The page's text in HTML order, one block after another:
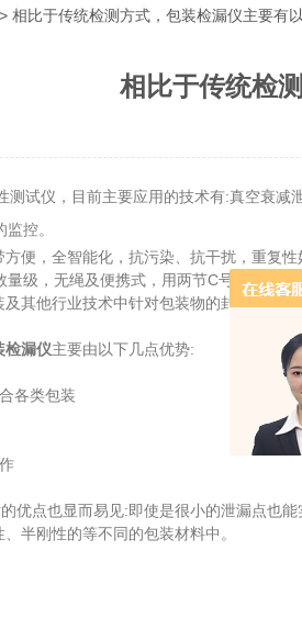
> 相比于传统检测方式，包装检漏仪主要有
相比于传统检
测试仪，目前主要应用的技术有:真空衰
控。
方便，全智能化，抗污染、抗干扰，重复
级，无绳及便携式，用两节C号电池操作
及其他行业技术中针对包装物的封口质量
检漏仪主要由以下几点优势:
各类包装
优点也显而易见:即使是很小的泄漏点也
半刚性的等不同的包装材料中。